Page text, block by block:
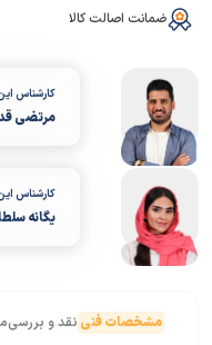
ضمانت اصالت کالا
کارشناس
مرتضی
کارشناس
یگانه
مشخصات فنی نقد و بررسی